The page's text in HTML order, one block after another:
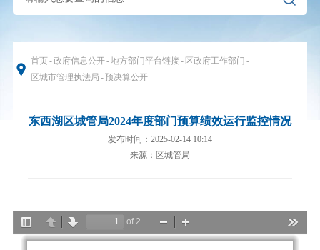
首页-政府信息公开-地方部门平台链接- 区政府工作部门 -
区城市管理执法局 -预决算公开
东西湖区城管局2024年度部门预算绩效运行监控情况
发布时间：2025-02-14 10:14
来源：区城管局